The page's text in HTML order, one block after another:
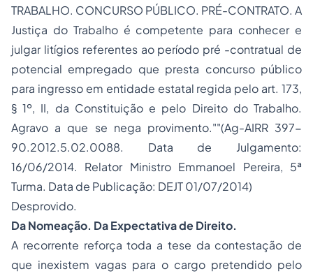
TRABALHO. CONCURSO PÚBLICO. PRÉ-CONTRATO. A
Justiça do Trabalho é competente para conhecer e
julgar litígios referentes ao período pré -contratual de
potencial empregado que presta concurso público
para ingresso em entidade estatal regida pelo art. 173,
§ 1º, II, da Constituição e pelo Direito do Trabalho.
Agravo a que se nega provimento.""(Ag-AIRR 397-
90.2012.5.02.0088. Data de Julgamento:
16/06/2014. Relator Ministro Emmanoel Pereira, 5ª
Turma. Data de Publicação: DEJT 01/07/2014)
Desprovido.
Da Nomeação. Da Expectativa de Direito.
A recorrente reforça toda a tese da contestação de
que inexistem vagas para o cargo pretendido pelo